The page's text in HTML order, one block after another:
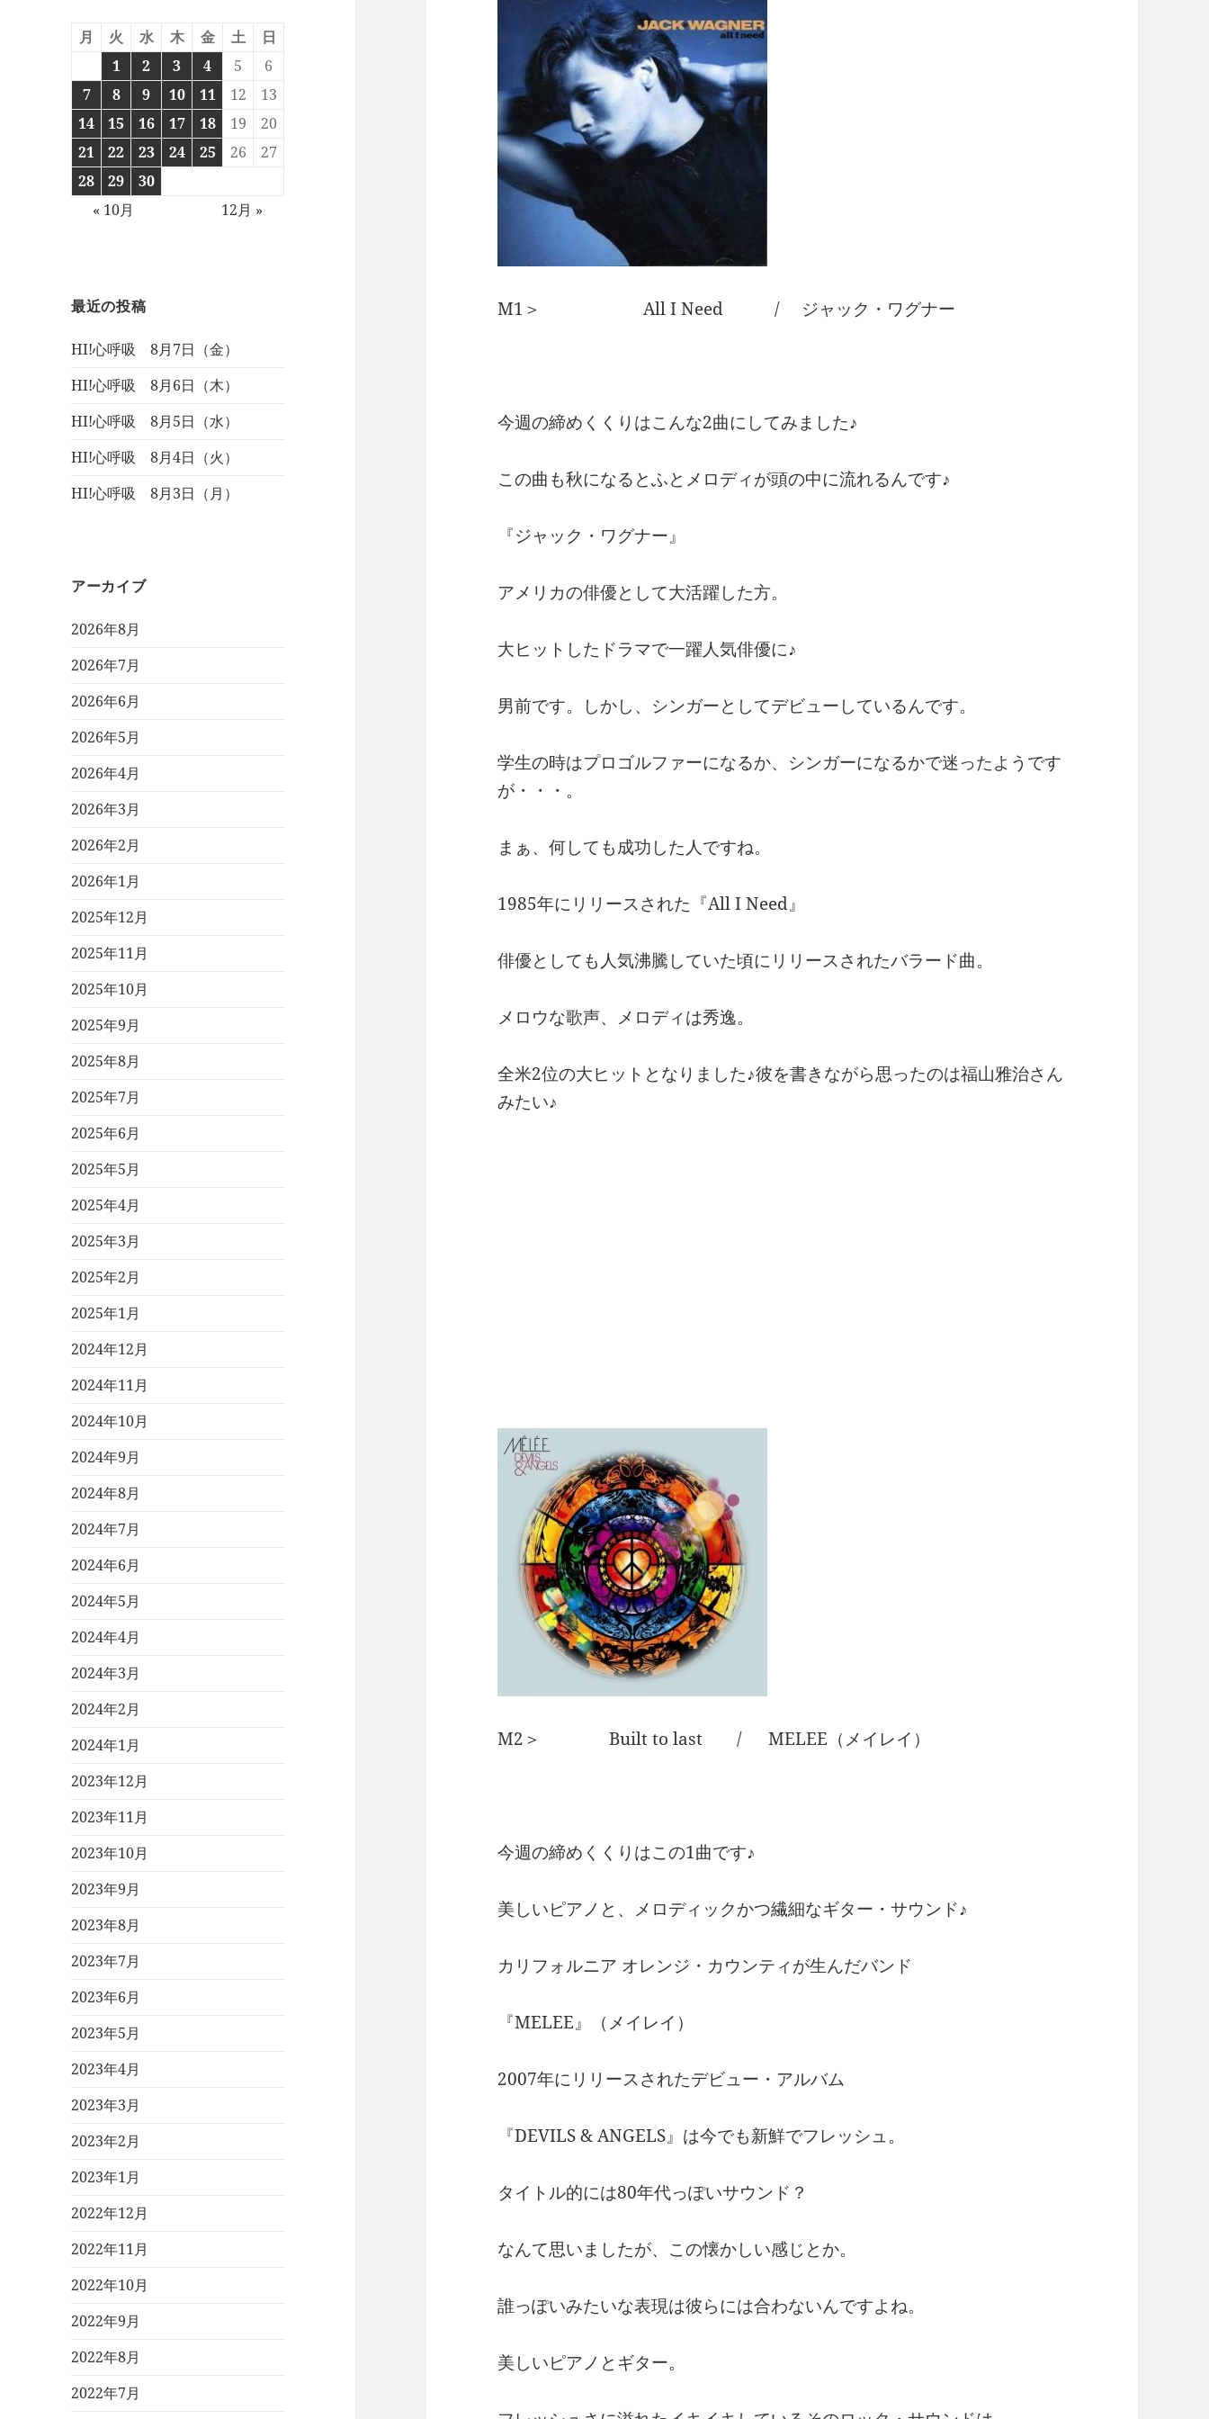
月 火 水 木 金 土
日
1
2 3 4 5
6
7
8 9 10 11 12
13
14
15 16 17 18 19
20
21
22 23 24 25 26
27
28
29
30
« 10月
12月 »
最近の投稿
HI!心呼吸 8月7日（金）
HI!心呼吸 8月6日（木）
HI!心呼吸 8月5日（水）
HI!心呼吸 8月4日（火）
HI!心呼吸 8月3日（月）
アーカイブ
2026年8月
2026年7月
2026年6月
2026年5月
2026年4月
2026年3月
2026年2月
2026年1月
2025年12月
2025年11月
2025年10月
2025年9月
2025年8月
2025年7月
2025年6月
2025年5月
2025年4月
2025年3月
2025年2月
2025年1月
2024年12月
2024年11月
2024年10月
2024年9月
2024年8月
2024年7月
2024年6月
2024年5月
2024年4月
2024年3月
2024年2月
2024年1月
2023年12月
2023年11月
2023年10月
2023年9月
2023年8月
2023年7月
2023年6月
2023年5月
2023年4月
2023年3月
2023年2月
2023年1月
2022年12月
2022年11月
2022年10月
2022年9月
2022年8月
2022年7月
M1＞ All I Need / ジャック・ワグナー
今週の締めくくりはこんな2曲にしてみました♪
この曲も秋になるとふとメロディが頭の中に流れるんです♪
『ジャック・ワグナー』
アメリカの俳優として大活躍した方。
大ヒットしたドラマで一躍人気俳優に♪
男前です。しかし、シンガーとしてデビューしているんです。
学生の時はプロゴルファーになるか、シンガーになるかで迷ったようです
が・・・。
まぁ、何しても成功した人ですね。
1985年にリリースされた『All I Need』
俳優としても人気沸騰していた頃にリリースされたバラード曲。
メロウな歌声、メロディは秀逸。
全米2位の大ヒットとなりました♪彼を書きながら思ったのは福山雅治さん
みたい♪
M2＞ Built to last / MELEE（メイレイ）
今週の締めくくりはこの1曲です♪
美しいピアノと、メロディックかつ繊細なギター・サウンド♪
カリフォルニア オレンジ・カウンティが生んだバンド
『MELEE』（メイレイ）
2007年にリリースされたデビュー・アルバム
『DEVILS & ANGELS』は今でも新鮮でフレッシュ。
タイトル的には80年代っぽいサウンド？
なんて思いましたが、この懐かしい感じとか。
誰っぽいみたいな表現は彼らには合わないんですよね。
美しいピアノとギター。